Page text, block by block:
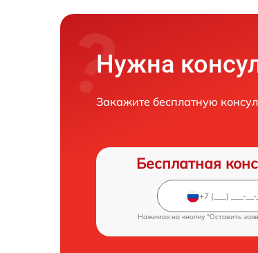
Нужна
Закажите бесплатную
Бесплатная
Нажимая на кнопку "Оставить